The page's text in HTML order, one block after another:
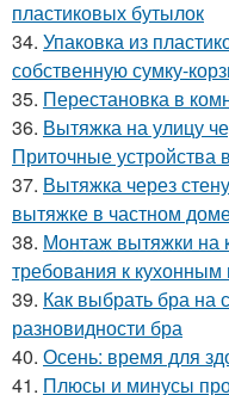
пластиковых бутылок
34. Упаковка из
собственную сумку-
35. Перестановка в
36. Вытяжка на улицу
Приточные устройства
37. Вытяжка через
вытяжке в частном
38. Монтаж вытяжки на
требования к
39. Как выбрать бра на
разновидности бра
40. Осень: время для
41. Плюсы и минусы